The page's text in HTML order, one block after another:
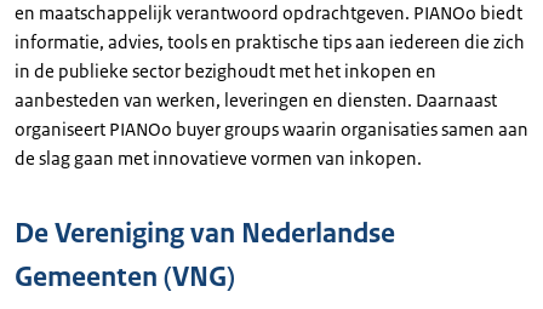
en maatschappelijk verantwoord opdrachtgeven. PIANOo biedt
informatie, advies, tools en praktische tips aan iedereen die zich
in de publieke sector bezighoudt met het inkopen en
aanbesteden van werken, leveringen en diensten. Daarnaast
organiseert PIANOo buyer groups waarin organisaties samen aan
de slag gaan met innovatieve vormen van inkopen.
De Vereniging van Nederlandse
Gemeenten (VNG)